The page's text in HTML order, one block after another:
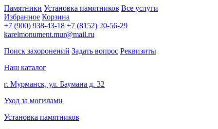
Памятники Установка памятников Все услуги
Избранное Корзина
+7 (900) 938-43-18 +7 (8152) 20-56-29
karelmonument.mur@mail.ru
Поиск захоронений Задать вопрос Реквизиты
Наш каталог
г. Мурманск, ул. Баумана д. 32
Уход за могилами
Установка памятников